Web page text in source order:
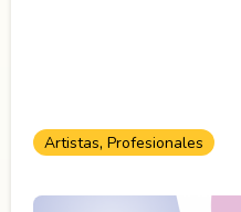
Artistas, Profesionales